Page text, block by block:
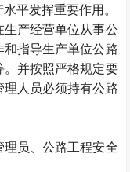
平发挥重要作用。
产经营单位从事公
和指导生产单位公路
。并按照严格规定要
人员必须持有公路
员、公路工程安全